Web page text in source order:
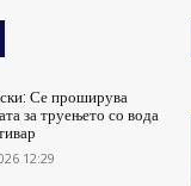
Се проширува
за труењето со вода
12:29